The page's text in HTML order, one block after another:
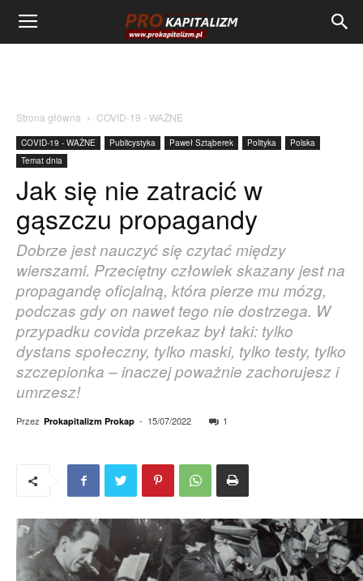
Strona główna COVID-19 - WAŻNE
COVID-19 - WAŻNE Publicystyka Paweł Sztąberek Polityka
Polska
Temat dnia
Jak się nie zatracić w
gąszczu propagandy
Dobrze jest nauczyć się czytać między
wierszami. Przeciętny człowiek skazany jest na
propagandę oficjalną, która pierze mu mózg,
podczas gdy on nawet tego nie dostrzega. W
przypadku covida przekaz był taki: tylko
dystans społeczny, tylko maski, tylko testy, tylko
szczepionka – inaczej poważnie zachorujesz i
umrzesz!
Przez Prokapitalizm Prokap - 15/07/2022 1